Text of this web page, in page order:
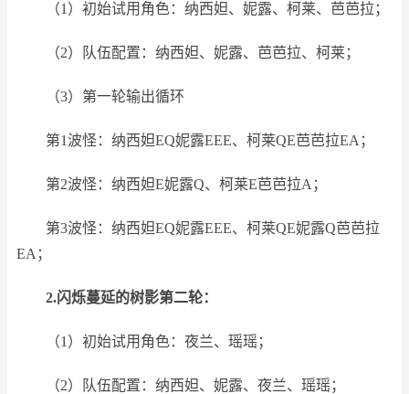
（1）初始试用角色：纳西妲、妮露、柯莱、芭芭拉；
（2）队伍配置：纳西妲、妮露、芭芭拉、柯莱；
（3）第一轮输出循环
第1波怪：纳西妲EQ妮露EEE、柯莱QE芭芭拉EA；
第2波怪：纳西妲E妮露Q、柯莱E芭芭拉A；
第3波怪：纳西妲EQ妮露EEE、柯莱QE妮露Q芭芭拉
EA；
2.闪烁蔓延的树影第二轮：
（1）初始试用角色：夜兰、瑶瑶；
（2）队伍配置：纳西妲、妮露、夜兰、瑶瑶；